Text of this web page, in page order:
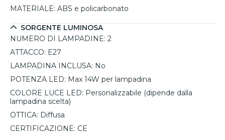
MATERIALE: ABS e policarbonato
SORGENTE LUMINOSA
NUMERO DI LAMPADINE: 2
ATTACCO: E27
LAMPADINA INCLUSA: No
POTENZA LED: Max 14W per lampadina
COLORE LUCE LED: Personalizzabile (dipende dalla
lampadina scelta)
OTTICA: Diffusa
CERTIFICAZIONE: CE